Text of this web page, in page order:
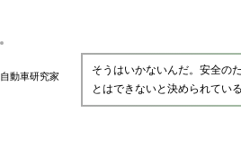
自動車研究家
そうはいかないんだ。安全の
とはできないと決められている